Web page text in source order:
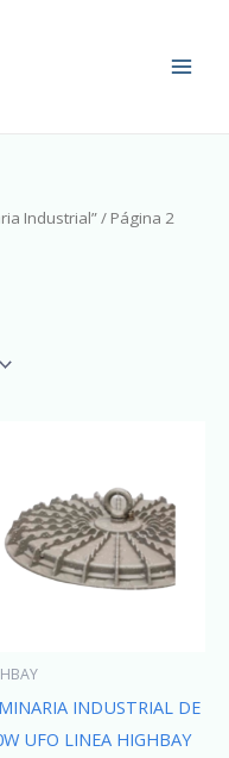
Industrial”/ Página 2
INDUSTRIAL DE
UFO LINEA HIGHBAY